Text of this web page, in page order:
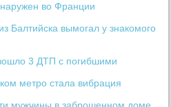
во Франции
Балтийска вымогал у знакомого
3 ДТП с погибшими
метро стала вибрация